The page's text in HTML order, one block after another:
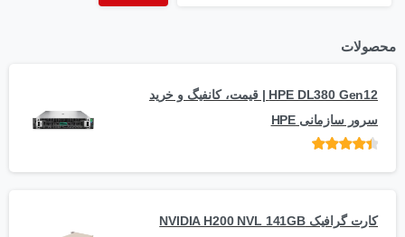
محصولات
HPE DL380 Gen12 | قیمت، کانفیگ و خرید
سرور سازمانی HPE
کارت گرافیک NVIDIA H200 NVL 141GB